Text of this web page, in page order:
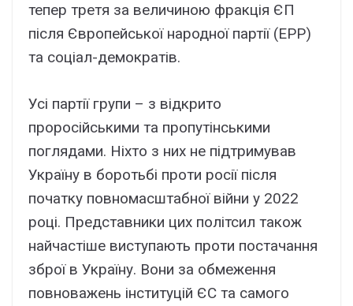
тепер третя за величиною фракція ЄП
після Європейської народної партії (EPP)
та соціал-демократів.
Усі партії групи – з відкрито
проросійськими та пропутінськими
поглядами. Ніхто з них не підтримував
Україну в боротьбі проти росії після
початку повномасштабної війни у ​​2022
році. Представники цих політсил також
найчастіше виступають проти постачання
зброї в Україну. Вони за обмеження
повноважень інституцій ЄС та самого